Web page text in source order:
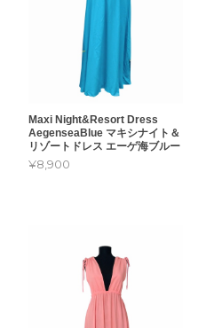
Maxi Night&Resort Dress
AegenseaBlue マキシナイト＆
リゾートドレス エーゲ海ブルー
¥8,900